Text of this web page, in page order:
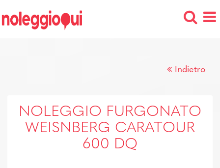
Indietro
NOLEGGIO FURGONATO
WEISNBERG CARATOUR
600 DQ